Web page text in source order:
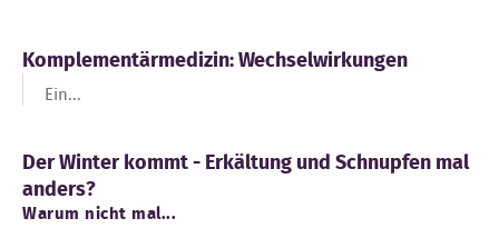
Komplementärmedizin: Wechselwirkungen
Ein...
Der Winter kommt - Erkältung und Schnupfen mal
anders?
Warum nicht mal...